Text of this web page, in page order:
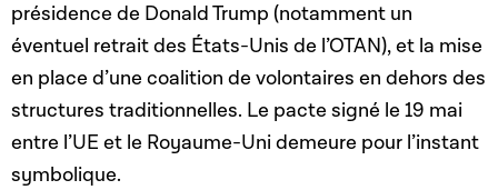
présidence de Donald Trump (notamment un
éventuel retrait des États-Unis de l’OTAN), et la mise
en place d’une coalition de volontaires en dehors des
structures traditionnelles. Le pacte signé le 19 mai
entre l’UE et le Royaume-Uni demeure pour l’instant
symbolique.